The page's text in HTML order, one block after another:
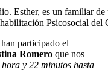
Esther, es un familiar
Psicosocial
participado el
Romero que nos
hora y 22 minutos hasta